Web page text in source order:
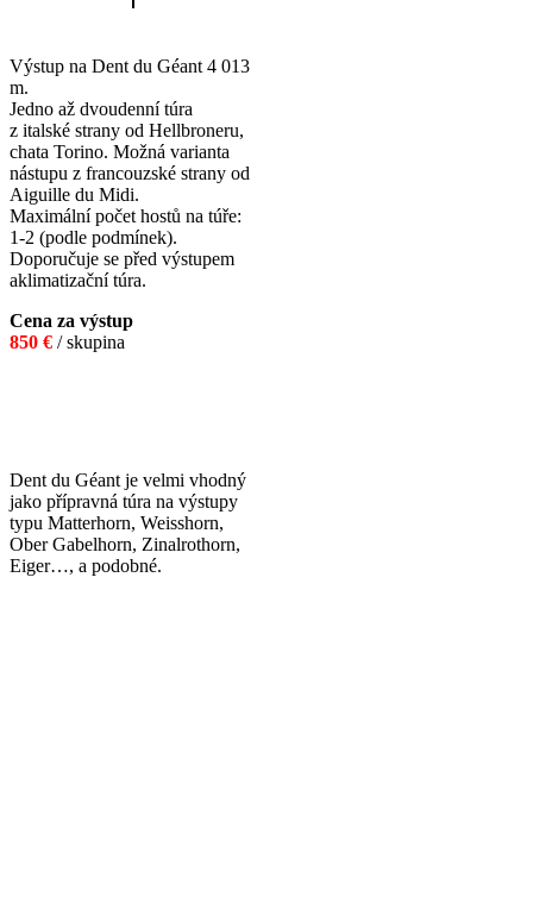
Výstup na Dent du Géant 4 013
m.
Jedno až dvoudenní túra
z italské strany od Hellbroneru,
chata Torino. Možná varianta
nástupu z francouzské strany od
Aiguille du Midi.
Maximální počet hostů na túře:
1-2 (podle podmínek).
Doporučuje se před výstupem
aklimatizační túra.
Cena za výstup
850 € / skupina
Dent du Géant je velmi vhodný
jako přípravná túra na výstupy
typu Matterhorn, Weisshorn,
Ober Gabelhorn, Zinalrothorn,
Eiger…, a podobné.